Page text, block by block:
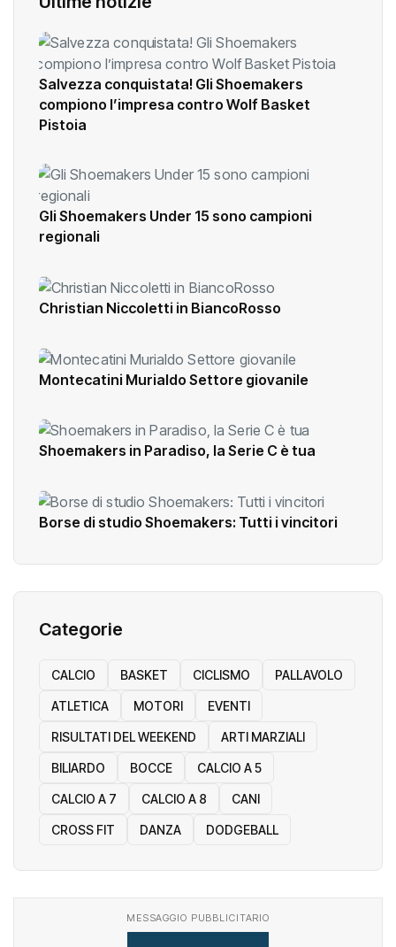
Salvezza conquistata! Gli Shoemakers
compiono l’impresa contro Wolf Basket
Pistoia
Gli Shoemakers Under 15 sono campioni
regionali
Christian Niccoletti in BiancoRosso
Montecatini Murialdo Settore giovanile
Shoemakers in Paradiso, la Serie C è tua
Borse di studio Shoemakers: Tutti i vincitori
Categorie
CALCIO BASKET CICLISMO PALLAVOLO
ATLETICA MOTORI EVENTI
RISULTATI DEL WEEKEND ARTI MARZIALI
BILIARDO BOCCE CALCIO A 5
CALCIO A 7 CALCIO A 8 CANI
CROSS FIT DANZA DODGEBALL
MESSAGGIO PUBBLICITARIO